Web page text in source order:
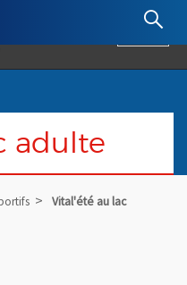
Angers.fr : Retour à l'accueil
adulte
Vital'été au lac